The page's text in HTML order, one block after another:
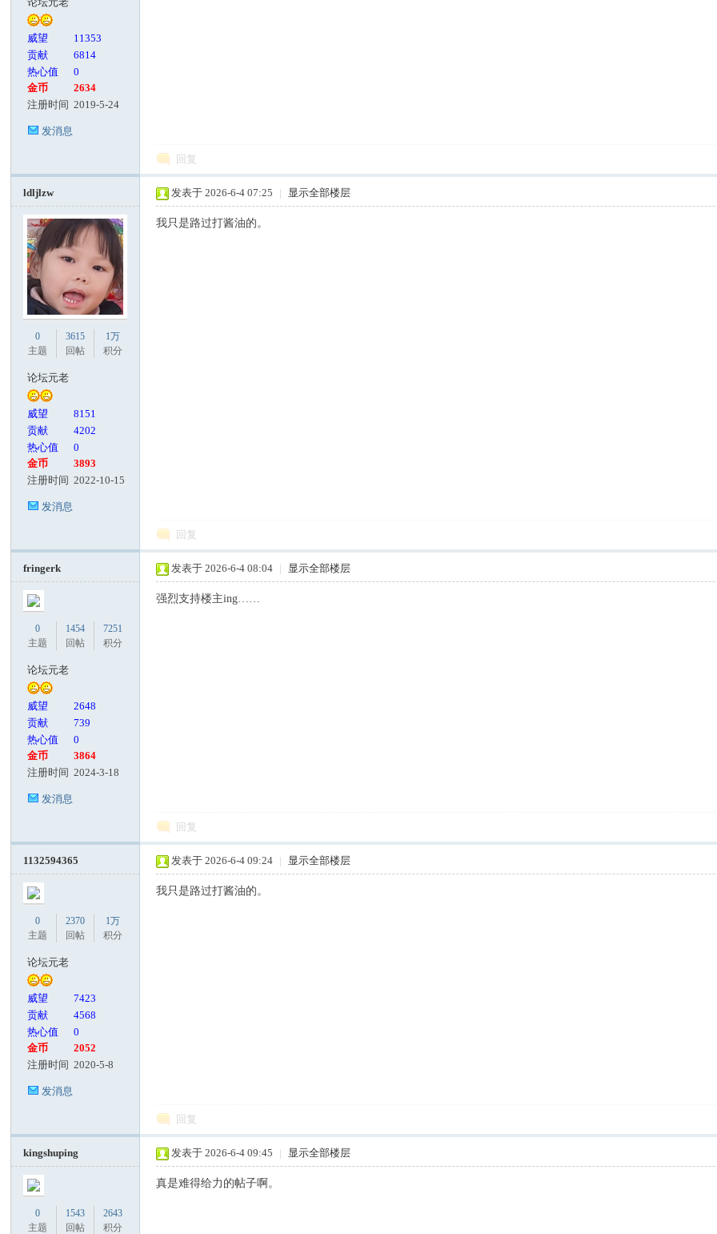
威望
11353
贡献
6814
热心值
0
金币
2634
注册时间 2019-5-24
发消息
回复
ldljlzw
0
主题
3615
回帖
1万
积分
论坛元老
威望
8151
贡献
4202
热心值
0
金币
3893
注册时间 2022-10-15
发消息
发表于 2026-6-4 07:25 | 显示全部楼层
我只是路过打酱油的。
回复
fringerk
0
主题
1454
回帖
7251
积分
论坛元老
威望
2648
贡献
739
热心值
0
金币
3864
注册时间 2024-3-18
发消息
发表于 2026-6-4 08:04 | 显示全部楼层
强烈支持楼主ing……
回复
1132594365
0
主题
2370
回帖
1万
积分
论坛元老
威望
7423
贡献
4568
热心值
0
金币
2052
注册时间 2020-5-8
发消息
发表于 2026-6-4 09:24 | 显示全部楼层
我只是路过打酱油的。
回复
kingshuping
0
主题
1543
回帖
2643
积分
发表于 2026-6-4 09:45 | 显示全部楼层
真是难得给力的帖子啊。